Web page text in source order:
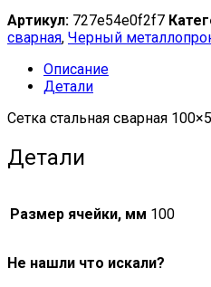
Артикул: 727e54e0f2f7
сварная, Черный
Описание
Детали
Сетка стальная сварная 100×5
Детали
Размер ячейки, мм 100
Не нашли что искали?